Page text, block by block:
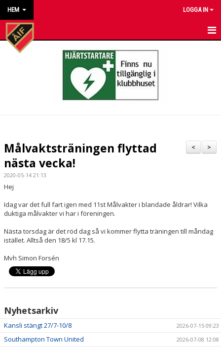
HEM LOGGA IN
HEM
KONTAKT ÅKARP IF
OM FÖRENINGEN
DOKUMENT
>
<
Målvaktsträningen flyttad
nästa vecka!
2020-05-14 21:13
Hej
Idag var det full fart igen med 11st Målvakter i blandade åldrar! Vilka
duktiga målvakter vi har i föreningen.
Nästa torsdag är det röd dag så vi kommer flytta träningen till måndag
istället. Alltså den 18/5 kl 17.15.
Mvh Simon Forsén
Nyhetsarkiv
Kansli stängt 27/7-10/8 2026-07-15 09:23
Southampton Town United 2026-07-08 12:08